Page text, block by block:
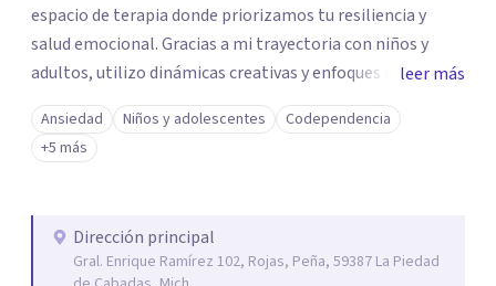
espacio de terapia donde priorizamos tu resiliencia y
salud emocional. Gracias a mi trayectoria con niños y
adultos, utilizo dinámicas creativas y enfoques adaptados
a tus necesidades específicas. Estoy aquí para escucharte
y brindarte las herramientas necesarias para fortalecer
tu paz mental.
leer más
Ansiedad Niños y adolescentes
Codependencia
+5 más
Dirección principal
Gral. Enrique Ramírez 102, Rojas, Peña, 59387 La Piedad